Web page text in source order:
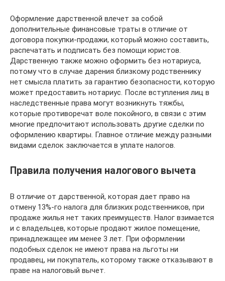
Оформление дарственной влечет за собой
дополнительные финансовые траты в отличие от
договора покупки-продажи, который можно составить,
распечатать и подписать без помощи юристов.
Дарственную также можно оформить без нотариуса,
потому что в случае дарения близкому родственнику
нет смысла платить за гарантию безопасности, которую
может предоставить нотариус. После вступления лиц в
наследственные права могут возникнуть тяжбы,
которые противоречат воле покойного, в связи с этим
многие предпочитают использовать другие сделки по
оформлению квартиры. Главное отличие между разными
видами сделок заключается в уплате налогов.
Правила получения налогового вычета
В отличие от дарственной, которая дает право на
отмену 13%-го налога для близких родственников, при
продаже жилья нет таких преимуществ. Налог взимается
и с владельцев, которые продают жилое помещение,
принадлежащее им менее 3 лет. При оформлении
подобных сделок не имеют права на льготы ни
продавец, ни покупатель, которому также отказывают в
праве на налоговый вычет.